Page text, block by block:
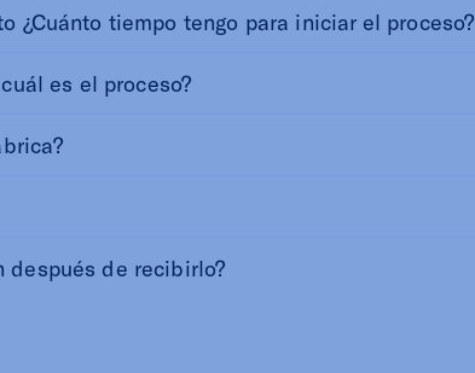
¿Cuánto tiempo tengo para iniciar el proceso?
es el proceso?
después de recibirlo?